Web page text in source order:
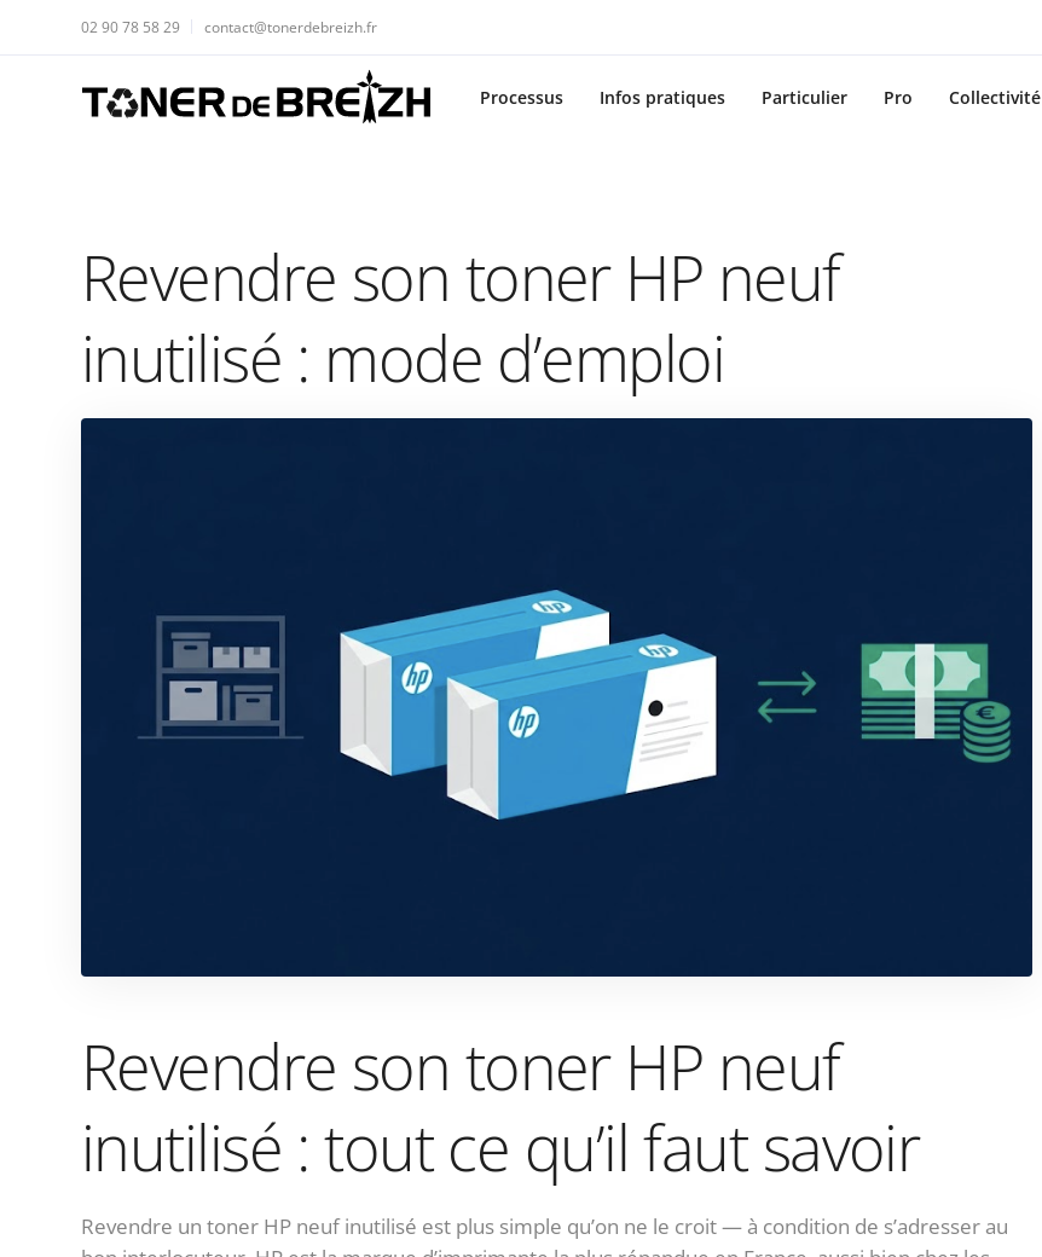
02 90 78 58 29 contact@tonerdebreizh.fr
Processus Infos pratiques Particulier Pro Collectivité
Revendre son toner HP neuf
inutilisé : mode d’emploi
Revendre son toner HP neuf
inutilisé : tout ce qu’il faut savoir
Revendre un toner HP neuf inutilisé est plus simple qu’on ne le croit — à condition de s’adresser au